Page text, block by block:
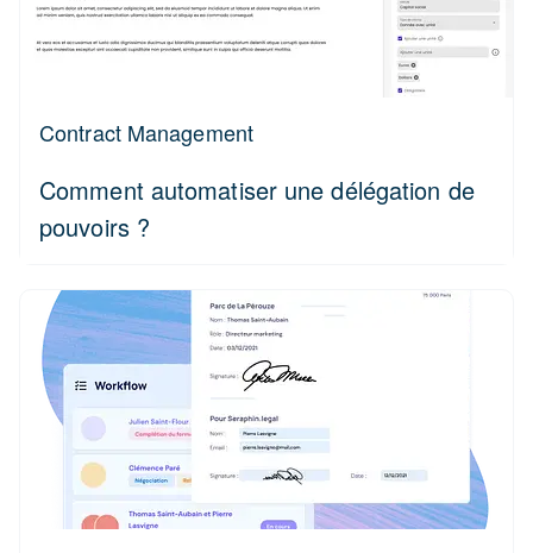
Contract Management
Comment automatiser une délégation de
pouvoirs ?